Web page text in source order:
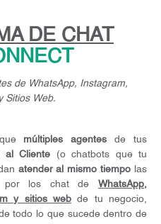
DE CHAT
de WhatsApp, Instagram,
Sitios Web.
múltiples agentes de tus
al Cliente (o chatbots que tu
atender al mismo tiempo las
por los chat de WhatsApp,
y sitios webde tu negocio,
todo lo que sucede dentro de